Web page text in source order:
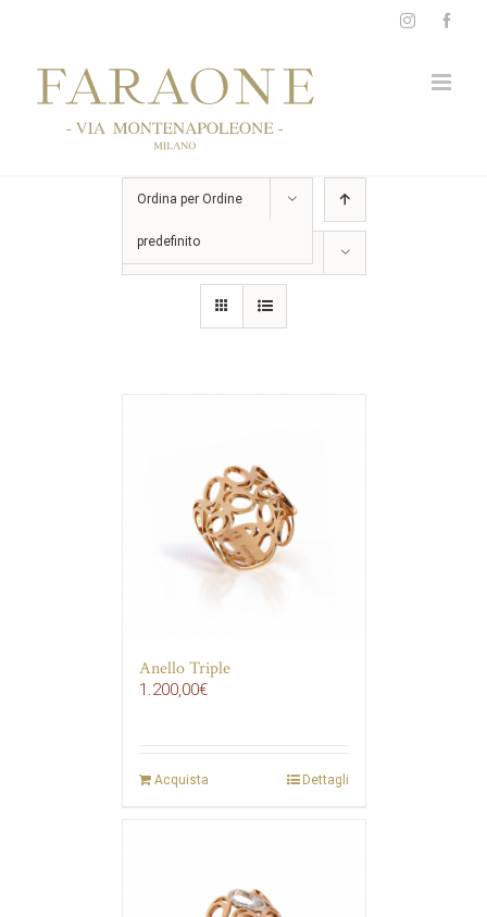
Instagram
Ordina per Ordine
predefinito
Mostra
Anello Triple
1.200,00€
Acquista Dettagli